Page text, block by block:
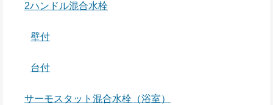
2ハンドル混合水栓
壁付
台付
サーモスタット混合水栓（浴室）